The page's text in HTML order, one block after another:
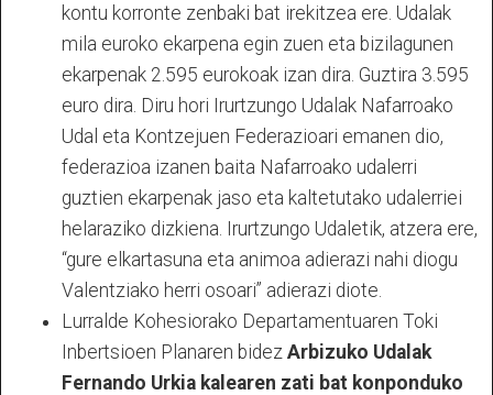
kontu korronte zenbaki bat irekitzea ere. Udalak
mila euroko ekarpena egin zuen eta bizilagunen
ekarpenak 2.595 eurokoak izan dira. Guztira 3.595
euro dira. Diru hori Irurtzungo Udalak Nafarroako
Udal eta Kontzejuen Federazioari emanen dio,
federazioa izanen baita Nafarroako udalerri
guztien ekarpenak jaso eta kaltetutako udalerriei
helaraziko dizkiena. Irurtzungo Udaletik, atzera ere,
“gure elkartasuna eta animoa adierazi nahi diogu
Valentziako herri osoari” adierazi diote.
Lurralde Kohesiorako Departamentuaren Toki
Inbertsioen Planaren bidez Arbizuko Udalak
Fernando Urkia kalearen zati bat konponduko